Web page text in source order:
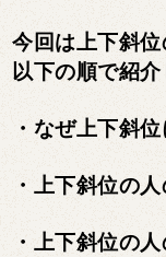
今回は上下斜
以下の順で紹
・なぜ上下斜
・上下斜位の
・上下斜位の